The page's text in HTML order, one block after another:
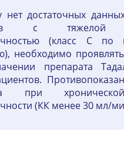
нет достаточных
с тяжелой
(класс С по
необходимо
препарата
при
(КК менее 30 мл/